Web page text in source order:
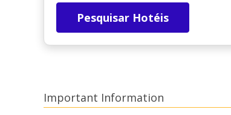
Pesquisar Hotéis
Important Information